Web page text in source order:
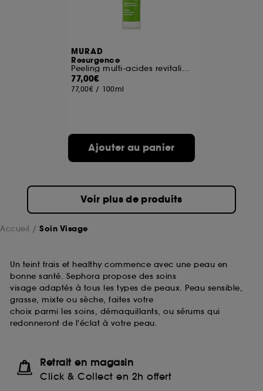
MURAD
Resurgence
Peeling multi-acides revitalisant
77,00€
77,00€ / 100ml
Ajouter au panier
Voir plus de produits
Accueil Soin Visage
Un teint frais et healthy commence avec une peau en
bonne santé. Sephora propose des soins
visage adaptés à tous les types de peaux. Peau sensible,
grasse, mixte ou sèche, faites votre
choix parmi les soins, démaquillants, ou sérums qui
redonneront de l'éclat à votre peau.
Retrait en magasin
Click & Collect en 2h offert
fraudes aux moyens de paiement et les
permettant l’affichage et/ou la fourniture de
certaines fonctionnalités du site, tel que les
cookies d’authentification qui sont utilisés afin de
vous faire bénéficier de l’authentification
prolongée vous permettant d’accéder à votre
pouvez personnaliser vos choix concernant le dépôt
de ces cookies grâce au bouton "personnaliser mes
choix" ci-dessous ou décider de "tout accepter".
Sephora pourra associer les informations de
collectées ou générées lors de votre activité en ligne
ou en magasin. Pour refuser tous les cookies, cliques
sur "continuer sans accepter". Voous pouvez à tout
moment choisir de retirer votrte consentement. Si vous
souhaitez obtenir plus d'information sur les cookies
utilisés, cliquezici.